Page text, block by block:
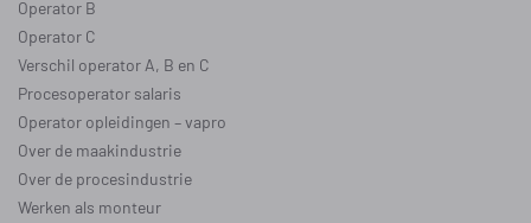
Operator B
Operator C
Verschil operator A, B en C
Procesoperator salaris
Operator opleidingen –vapro
Over de maakindustrie
Over de procesindustrie
Werken als monteur